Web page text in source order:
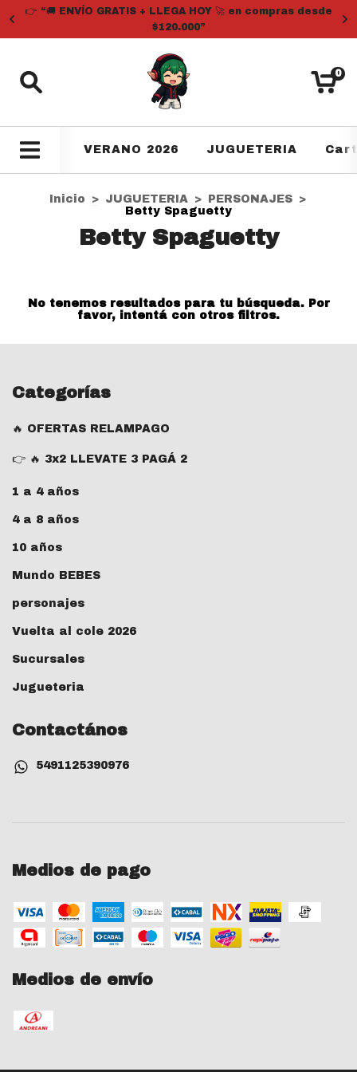
👉 “🚚 ENVÍO GRATIS + LLEGA HOY 🚀 en compras desde
$120.000”
0
VERANO 2026 JUGUETERIA
Inicio > JUGUETERIA > PERSONAJES
>
Betty Spaguetty
Betty Spaguetty
No tenemos resultados para tu búsqueda. Por
favor, intentá con otros filtros.
Categorías
🔥 OFERTAS RELAMPAGO
👉 🔥 3x2 LLEVATE 3 PAGÁ 2
1 a 4 años
4 a 8 años
10 años
Mundo BEBES
personajes
Vuelta al cole 2026
Sucursales
Jugueteria
Contactános
5491125390976
Medios de pago
Medios de envío